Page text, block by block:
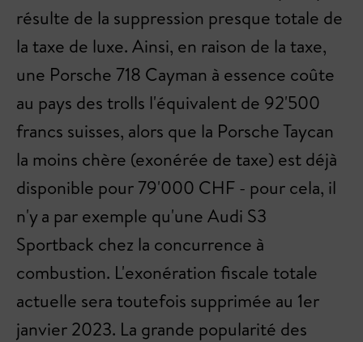
résulte de la suppression presque totale de
la taxe de luxe. Ainsi, en raison de la taxe,
une Porsche 718 Cayman à essence coûte
au pays des trolls l'équivalent de 92'500
francs suisses, alors que la Porsche Taycan
la moins chère (exonérée de taxe) est déjà
disponible pour 79'000 CHF - pour cela, il
n'y a par exemple qu'une Audi S3
Sportback chez la concurrence à
combustion. L'exonération fiscale totale
actuelle sera toutefois supprimée au 1er
janvier 2023. La grande popularité des